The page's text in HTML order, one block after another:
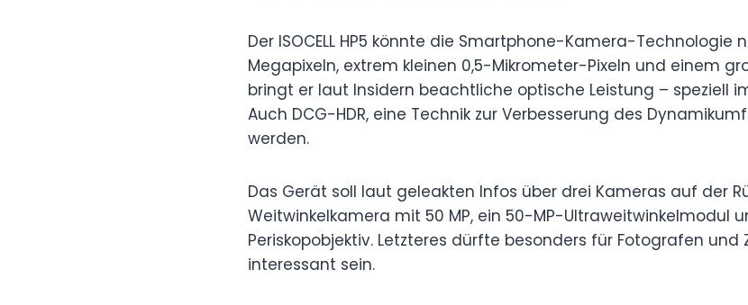
Der ISOCELL HP5 könnte die Smartphone-Kamera-Technologie
Megapixeln, extrem kleinen 0,5-Mikrometer-Pixeln und einem
bringt er laut Insidern beachtliche optische Leistung – speziell
Auch DCG-HDR, eine Technik zur Verbesserung des
werden.
Das Gerät soll laut geleakten Infos über drei Kameras auf der
Weitwinkelkamera mit 50 MP, ein 50-MP-Ultraweitwinkelmodul
Periskopobjektiv. Letzteres dürfte besonders für Fotografen
interessant sein.